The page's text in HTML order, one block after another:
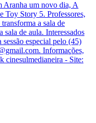
Aranha um novo dia, A
Toy Story 5. Professores,
a sala de
sala de aula. Interessados
especial pelo (45)
Informações,
cinesulmedianeira - Site: